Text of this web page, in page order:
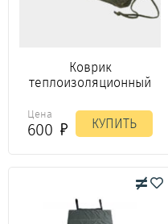
Коврик
теплоизоляционный
Цена
600 КУПИТЬ